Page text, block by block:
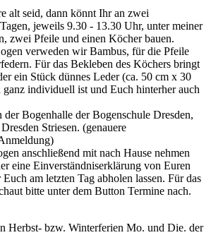
alt seid, dann könnt Ihr an zwei
jeweils 9.30 - 13.30 Uhr, unter meiner
zwei Pfeile und einen Köcher bauen.
verweden wir Bambus, für die Pfeile
Für das Bekleben des Köchers bringt
ein Stück dünnes Leder (ca. 50 cm x 30
individuell ist und Euch hinterher auch
Bogenhalle der Bogenschule Dresden,
Striesen. (genauere
anschließend mit nach Hause nehmen
eine Einverständniserklärung von Euren
am letzten Tag abholen lassen. Für das
bitte unter dem Button Termine nach.
Herbst- bzw. Winterferien Mo. und Die. der